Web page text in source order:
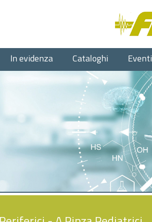
In evidenza Cataloghi Eventi